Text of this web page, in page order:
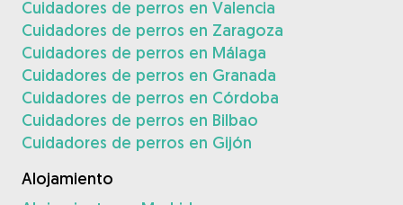
Cuidadores de perros en Valencia
Cuidadores de perros en Zaragoza
Cuidadores de perros en Málaga
Cuidadores de perros en Granada
Cuidadores de perros en Córdoba
Cuidadores de perros en Bilbao
Cuidadores de perros en Gijón
Alojamiento